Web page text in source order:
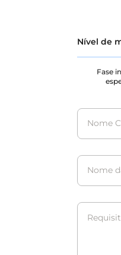
Nível de
Fase
Nome
Nome